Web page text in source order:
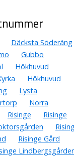
Däcksta Söderäng
Gubbo
Hökhuvud
Hökhuvud
Lysta
Norra
Risinge
Risinge
Risinge Gård